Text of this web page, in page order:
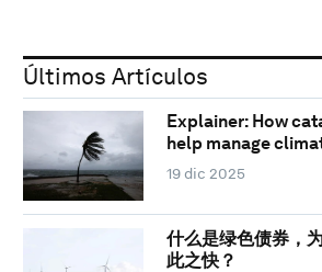
Últimos Artículos
Explainer: How
help manage
19 dic 2025
什么是绿色债券，
此之快？